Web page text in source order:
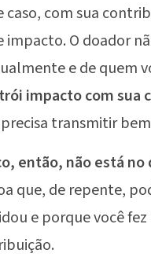
caso, com sua
impacto. O doador
e de quem
impacto com sua
transmitir
então, não está
que, de repente,
e porque você